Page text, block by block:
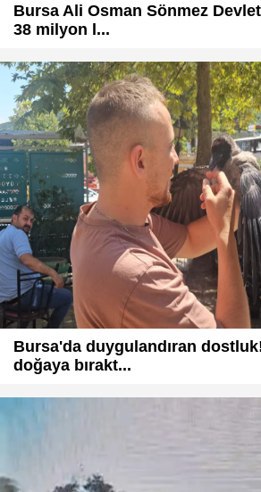
Bursa Ali Osman Sönmez
38 milyon l...
Bursa'da duygulandıran
doğaya bırakt...